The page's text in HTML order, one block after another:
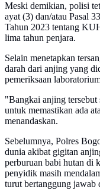
Meski demikian, polisi
ayat (3) dan/atau Pasal
Tahun 2023 tentang
lima tahun penjara.
Selain menetapkan
darah dari anjing yang
pemeriksaan
"Bangkai anjing tersebut
untuk memastikan ada
menandaskan.
Sebelumnya, Polres
dunia akibat gigitan
perburuan babi hutan di
penyidik masih
turut bertanggung jawab